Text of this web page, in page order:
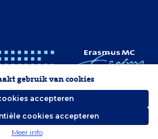
Erasmus MC
gebruik van cookies
accepteren
cookies accepteren
Meer info